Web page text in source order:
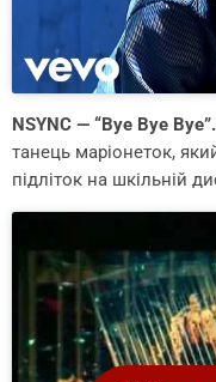
NSYNC — “Bye Bye Bye”.
танець маріонеток,
підліток на шкільній